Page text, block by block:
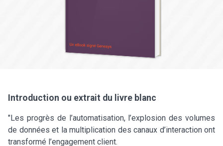
Introduction ou extrait du livre blanc
"Les progrès de l’automatisation, l’explosion des volumes
de données et la multiplication des canaux d’interaction ont
transformé l’engagement client.